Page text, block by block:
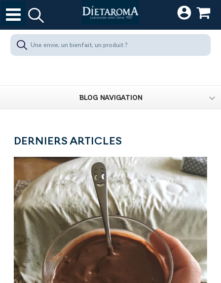
BLOG NAVIGATION
DERNIERS ARTICLES